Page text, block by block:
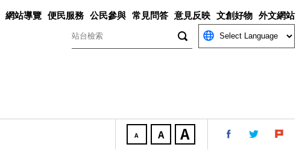
網站導覽 便民服務 公民參與 常見問答 意見反映 文創好物 外文網站